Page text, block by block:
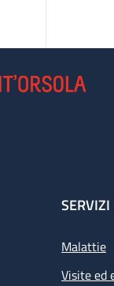
SERVIZI
Malattie
Visite ed